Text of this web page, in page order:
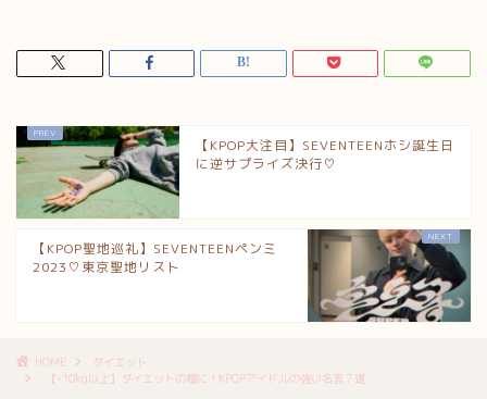
【KPOP大注目】SEVENTEENホシ誕生日
に逆サプライズ決行♡
【KPOP聖地巡礼】SEVENTEENペンミ
2023♡東京聖地リスト
HOME
ダイエット
【-10kg以上】ダイエットの糧に！KPOPアイドルの強い名言７選